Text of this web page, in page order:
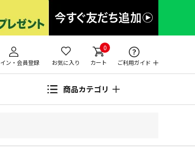
ン・会員登録 お気に入り
0
カート ご利用ガイド
商品カテゴリ